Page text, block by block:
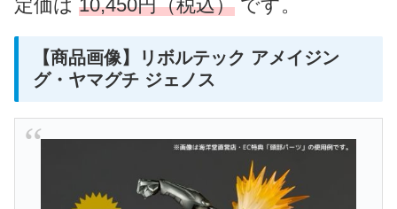
定価は 10,450円（税込） です。
【商品画像】リボルテック アメイジン
グ・ヤマグチ ジェノス